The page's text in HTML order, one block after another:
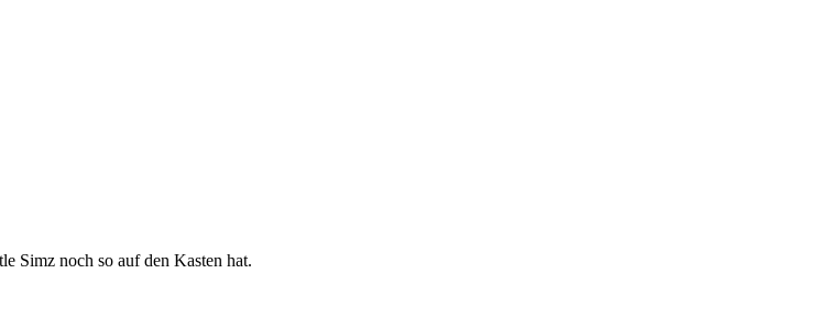
Simz noch so auf den Kasten hat.